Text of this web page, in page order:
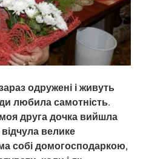
одружені і живуть
любила самотність.
друга дочка вийшла
велике
собі домогосподаркою,